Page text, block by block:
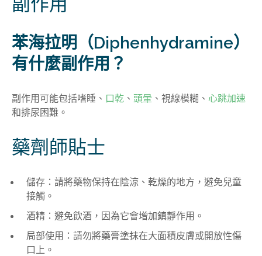
苯海拉明（Diphenhydramine）
有什麼副作用？
副作用可能包括嗜睡、 口乾 、 頭暈 、視線模糊、 心跳加速
和排尿困難。
藥劑師貼士
儲存：請將藥物保持在陰涼、乾燥的地方，避免兒童
接觸。
酒精：避免飲酒，因為它會增加鎮靜作用。
局部使用：請勿將藥膏塗抹在大面積皮膚或開放性傷
口上。